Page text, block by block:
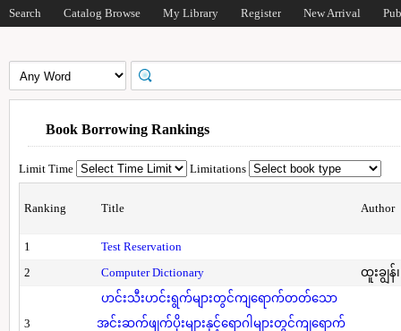
Search Catalog Browse My Library Register New Arrival
Book Borrowing Rankings
Limit Time Limitations
Ranking Title Author
1
Test Reservation
2
Computer Dictionary ထူးချွန်
3
ဟင်းသီးဟင်းရွက်များတွင်ကျရောက်တတ်သော
အင်းဆက်ဖျက်ပိုးများနှင့်ရောဂါများတွင်ကျရောက်